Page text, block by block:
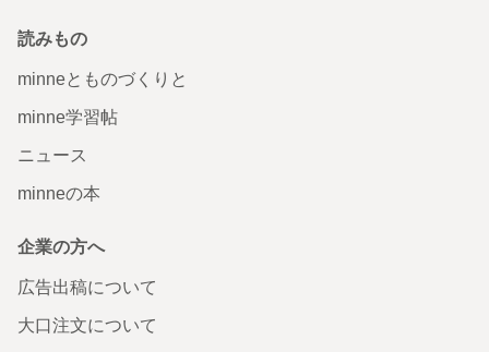
読みもの
minneとものづくりと
minne学習帖
ニュース
minneの本
企業の方へ
広告出稿について
大口注文について